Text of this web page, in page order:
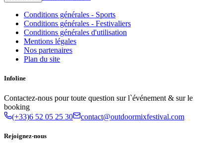
Conditions générales - Sports
Conditions générales - Festivaliers
Conditions générales d'utilisation
Mentions légales
Nos partenaires
Plan du site
Infoline
Contactez-nous pour toute question sur l`événement & sur le
booking
(+33)6 52 05 25 30
contact@outdoormixfestival.com
Rejoignez-nous